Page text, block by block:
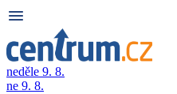
neděle 9. 8.
ne 9. 8.